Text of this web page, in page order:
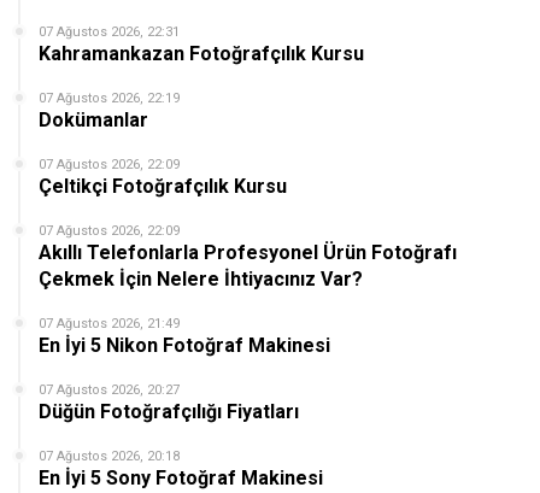
07 Ağustos 2026, 22:31
Kahramankazan Fotoğrafçılık Kursu
07 Ağustos 2026, 22:19
Dokümanlar
07 Ağustos 2026, 22:09
Çeltikçi Fotoğrafçılık Kursu
07 Ağustos 2026, 22:09
Akıllı Telefonlarla Profesyonel Ürün Fotoğrafı
Çekmek İçin Nelere İhtiyacınız Var?
07 Ağustos 2026, 21:49
En İyi 5 Nikon Fotoğraf Makinesi
07 Ağustos 2026, 20:27
Düğün Fotoğrafçılığı Fiyatları
07 Ağustos 2026, 20:18
En İyi 5 Sony Fotoğraf Makinesi